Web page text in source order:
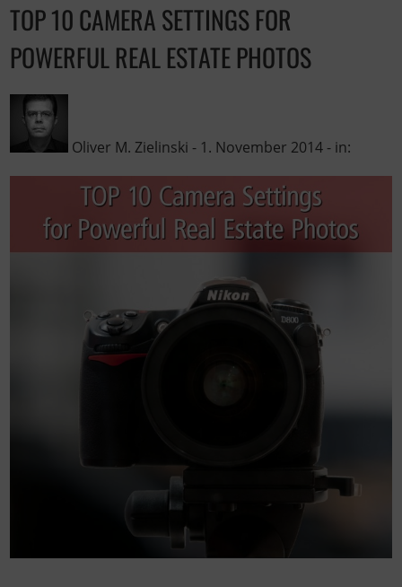
TOP 10 CAMERA SETTINGS FOR
POWERFUL REAL ESTATE PHOTOS
Oliver M. Zielinski - 1. November 2014 - in: